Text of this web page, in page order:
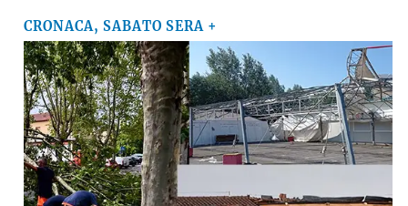
CRONACA, SABATO SERA +